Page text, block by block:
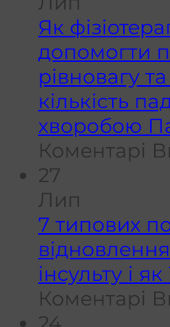
Як
допомогти
рівновагу
кількість
хворобою
Коментарі
27
Лип
7 типових
інсульту і
Коментарі